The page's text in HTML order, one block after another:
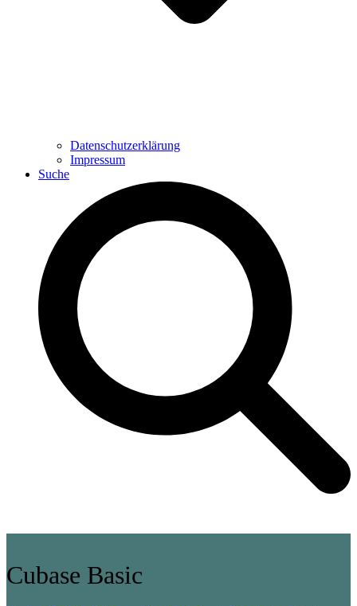
Datenschutzerklärung
Impressum
Suche
Cubase Basic